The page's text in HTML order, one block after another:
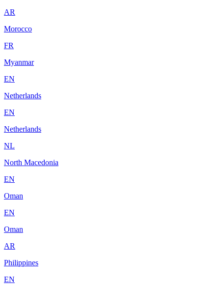
AR
Morocco
FR
Myanmar
EN
Netherlands
EN
Netherlands
NL
North Macedonia
EN
Oman
EN
Oman
AR
Philippines
EN